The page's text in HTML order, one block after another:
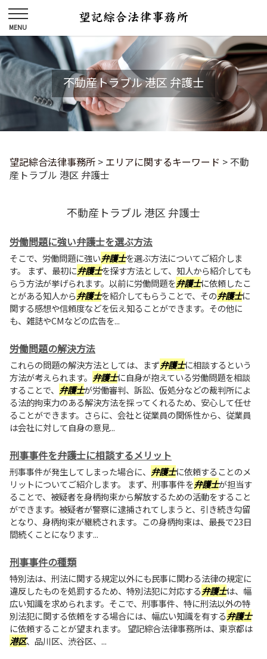
不動産トラブル 港区 弁護士
望記綜合法律事務所 > エリアに関するキーワード > 不動
産トラブル 港区 弁護士
不動産トラブル 港区 弁護士
労働問題に強い弁護士を選ぶ方法
そこで、労働問題に強い弁護士を選ぶ方法についてご紹介しま
す。 まず、最初に弁護士を探す方法として、知人から紹介しても
らう方法が挙げられます。以前に労働問題を弁護士に依頼したこ
とがある知人から弁護士を紹介してもらうことで、その弁護士に
関する感想や信頼度などを伝え知ることができます。その他に
も、雑誌やCMなどの広告を...
労働問題の解決方法
これらの問題の解決方法としては、まず弁護士に相談するという
方法が考えられます。 弁護士に自身が抱えている労働問題を相談
することで、 弁護士が労働審判、訴訟、仮処分などの裁判所によ
る法的拘束力のある解決方法を採ってくれるため、安心して任せ
ることができます。さらに、会社と従業員の関係性から、従業員
は会社に対して自身の意見...
刑事事件を弁護士に相談するメリット
刑事事件が発生してしまった場合に、 弁護士に依頼することのメ
リットについてご紹介します。 まず、刑事事件を弁護士が担当す
ることで、被疑者を身柄拘束から解放するための活動をすること
ができます。被疑者が警察に逮捕されてしまうと、引き続き勾留
となり、身柄拘束が継続されます。この身柄拘束は、最長で23日
間続くことになります...
刑事事件の種類
特別法は、刑法に関する規定以外にも民事に関わる法律の規定に
違反したものを処罰するため、特別法犯に対応する弁護士は、幅
広い知識を求められます。そこで、刑事事件、特に刑法以外の特
別法犯に関する依頼をする場合には、幅広い知識を有する弁護士
に依頼することが望まれます。 望記綜合法律事務所は、東京都は
港区、品川区、渋谷区、...